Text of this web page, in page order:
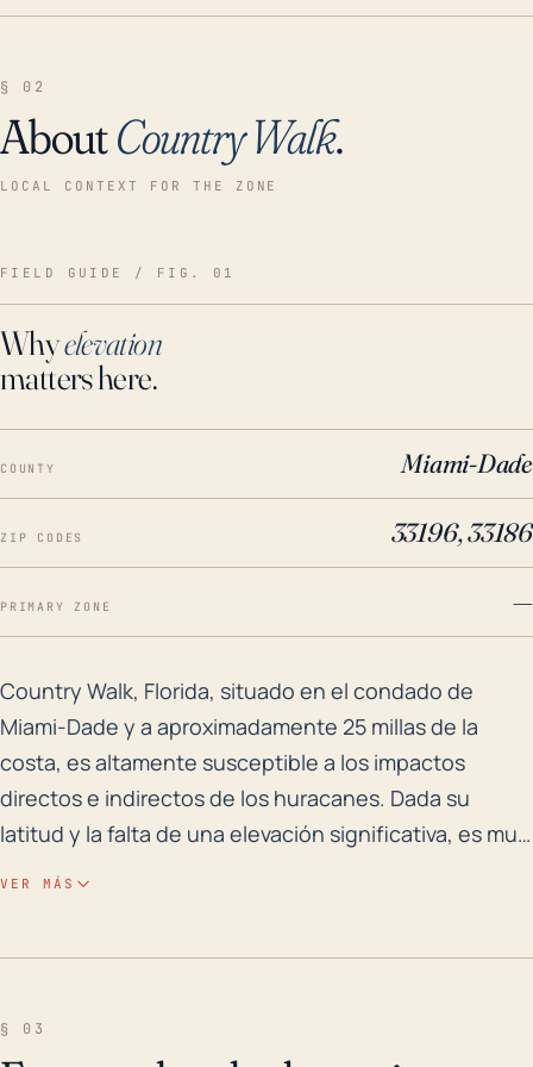
§ 02
AboutCountry Walk.
LOCAL CONTEXT FOR THE ZONE
FIELD GUIDE / FIG. 01
Whyelevation
matters here.
COUNTY Miami-Dade
ZIP CODES 33196, 33186
PRIMARY ZONE —
Country Walk, Florida, situado en el condado de
Country Walk, Florida, situado en el condado de
Miami-Dade y a aproximadamente 25 millas de la
costa, es altamente susceptible a los impactos
directos e indirectos de los huracanes. Dada su
latitud y la falta de una elevación significativa, es muy
probable que experimente marejadas ciclónicas,
VER MÁS
§ 03